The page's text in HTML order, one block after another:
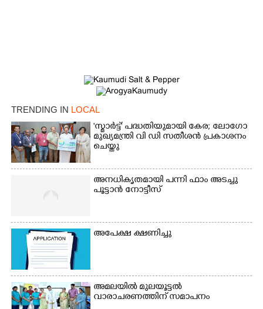
TRENDING IN LOCAL
'സ്മാർട്ട്' പദ്ധതിയുമായി കേര; ലോഗോ
മുഖ്യമന്ത്രി വി ഡി സതീശൻ പ്രകാശനം
ചെയ്തു
അനധികൃതമായി പന്നി ഫാം അടച്ചു
പൂട്ടാൻ നോട്ടീസ്
അപേക്ഷ ക്ഷണിച്ചു
അമലയിൽ മുലയൂട്ടൽ
വാരാചരണത്തിന് സമാപനം